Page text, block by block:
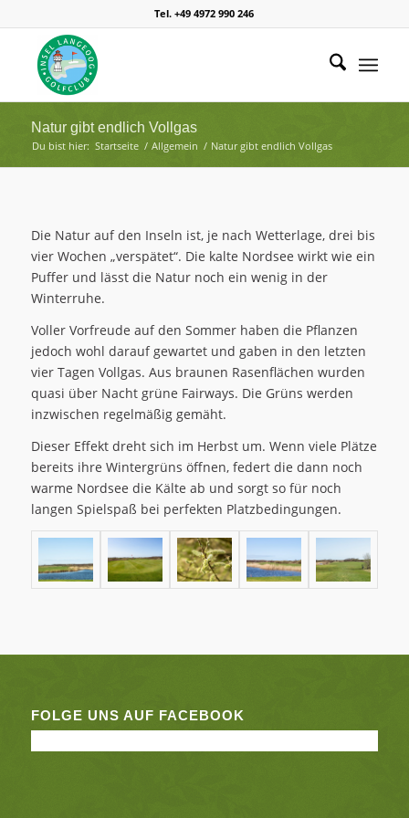
Tel. +49 4972 990 246
Natur gibt endlich Vollgas
Du bist hier: Startseite / Allgemein / Natur gibt endlich Vollgas
Die Natur auf den Inseln ist, je nach Wetterlage, drei bis
vier Wochen „verspätet“. Die kalte Nordsee wirkt wie ein
Puffer und lässt die Natur noch ein wenig in der
Winterruhe.
Voller Vorfreude auf den Sommer haben die Pflanzen
jedoch wohl darauf gewartet und gaben in den letzten
vier Tagen Vollgas. Aus braunen Rasenflächen wurden
quasi über Nacht grüne Fairways. Die Grüns werden
inzwischen regelmäßig gemäht.
Dieser Effekt dreht sich im Herbst um. Wenn viele Plätze
bereits ihre Wintergrüns öffnen, federt die dann noch
warme Nordsee die Kälte ab und sorgt so für noch
langen Spielspaß bei perfekten Platzbedingungen.
FOLGE UNS AUF FACEBOOK